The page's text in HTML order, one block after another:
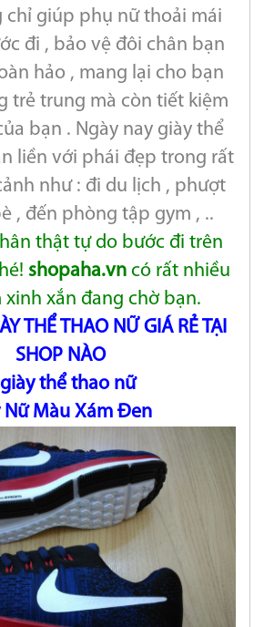
chỉ giúp phụ nữ thoải mái
đi , bảo vệ đôi chân bạn
hảo , mang lại cho bạn
trẻ trung mà còn tiết kiệm
bạn . Ngày nay giày thể
liền với phái đẹp trong rất
như : đi du lịch , phượt
, đến phòng tập gym , ..
thật tự do bước đi trên
shopaha.vncó rất nhiều
xinh xắn đang chờ bạn.
THỂ THAO NỮ GIÁ RẺ TẠI
SHOP NÀO
Nữ Màu Xám Đen